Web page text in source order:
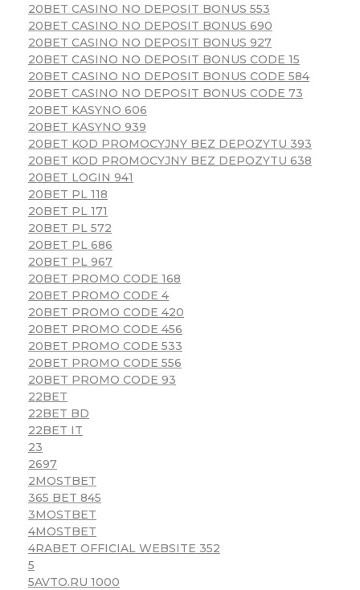
20BET CASINO NO DEPOSIT BONUS 553
20BET CASINO NO DEPOSIT BONUS 690
20BET CASINO NO DEPOSIT BONUS 927
20BET CASINO NO DEPOSIT BONUS CODE 15
20BET CASINO NO DEPOSIT BONUS CODE 584
20BET CASINO NO DEPOSIT BONUS CODE 73
20BET KASYNO 606
20BET KASYNO 939
20BET KOD PROMOCYJNY BEZ DEPOZYTU 393
20BET KOD PROMOCYJNY BEZ DEPOZYTU 638
20BET LOGIN 941
20BET PL 118
20BET PL 171
20BET PL 572
20BET PL 686
20BET PL 967
20BET PROMO CODE 168
20BET PROMO CODE 4
20BET PROMO CODE 420
20BET PROMO CODE 456
20BET PROMO CODE 533
20BET PROMO CODE 556
20BET PROMO CODE 93
22BET
22BET BD
22BET IT
23
2697
2MOSTBET
365 BET 845
3MOSTBET
4MOSTBET
4RABET OFFICIAL WEBSITE 352
5
5AVTO.RU 1000